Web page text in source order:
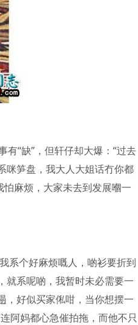
“缺”，但轩仔却大爆：“过去
咪笋盘，我大人大姐话冇你都
麻烦，大家未去到发展嗰一
系个好麻烦嘅人，啲衫要折到
就系呢啲，我暂时未必需要一
，好似买家俬咁，当你想摆一
阿妈都心急催拍拖，而他不只